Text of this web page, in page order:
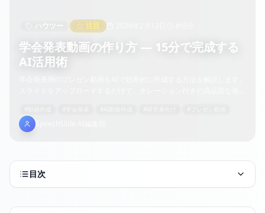
ハウツー 注目
学会発表動画の作り方 — 15分で完成する
AI活用術
目次